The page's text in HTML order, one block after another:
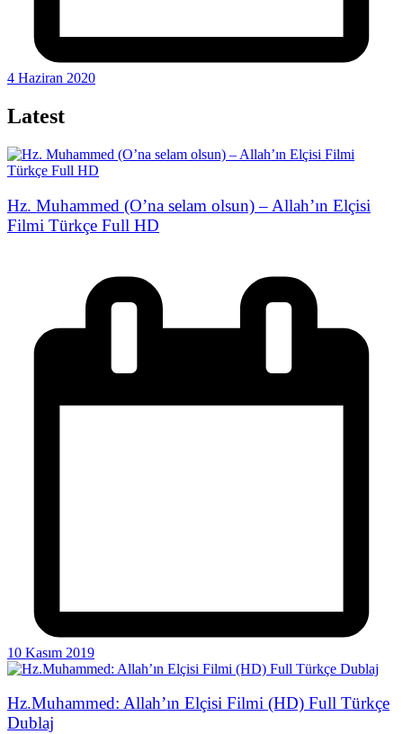
4 Haziran 2020
Latest
Hz. Muhammed (O’na selam olsun) – Allah’ın Elçisi
Filmi Türkçe Full HD
10 Kasım 2019
Hz.Muhammed: Allah’ın Elçisi Filmi (HD) Full Türkçe
Dublaj